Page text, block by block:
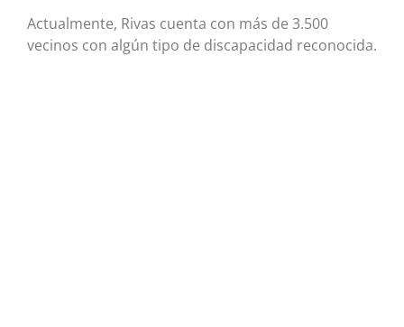
Actualmente, Rivas cuenta con más de 3.500
vecinos con algún tipo de discapacidad reconocida.